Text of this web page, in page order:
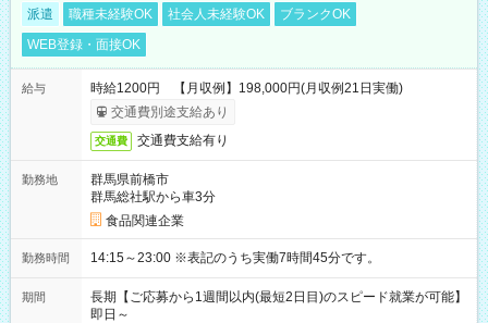
派遣 職種未経験OK 社会人未経験OK
ブランクOK
WEB登録・面接OK
給与
時給1200円 【月収例】198,000円(月収例21日実働)
交通費別途支給あり
交通費 交通費支給有り
勤務地
群馬県前橋市
群馬総社駅から車3分
食品関連企業
勤務時間 14:15～23:00 ※表記のうち実働7時間45分です。
期間
長期【ご応募から1週間以内(最短2日目)のスピード就業が可能】
即日～